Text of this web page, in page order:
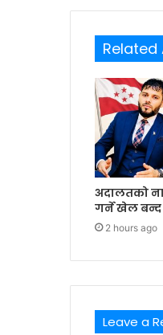
Related
अदालतको
गर्ने खेल बन्द
2 hours ago
Leave a